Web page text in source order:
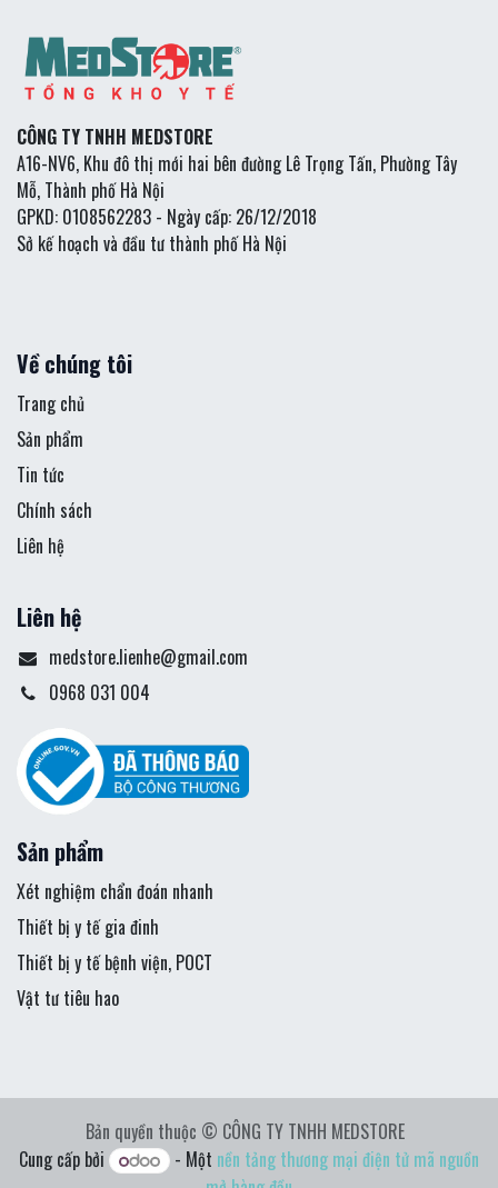
CÔNG TY TNHH MEDSTORE
A16-NV6, Khu đô thị mới hai bên đường Lê Trọng Tấn, Phường Tây
Mỗ, Thành phố Hà Nội
GPKD: 0108562283 - Ngày cấp: 26/12/2018
Sở kế hoạch và đầu tư thành phố Hà Nội
Về chúng tôi
Trang chủ
Sản phẩm
Tin tức
Chính sách
Liên hệ
Liên hệ
medstore.lienhe@gmail.com
0968 031 004
Sản phẩm
Xét nghiệm chẩn đoán nhanh
Thiết bị y tế gia đinh
Thiết bị y tế bệnh viện, POCT
Vật tư tiêu hao
Bản quyền thuộc © CÔNG TY TNHH MEDSTORE
Cung cấp bởi
- Một nền tảng thương mại điện tử mã nguồn